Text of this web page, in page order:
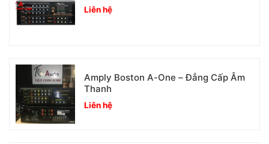
Liên hệ
Amply Boston A-One – Đẳng Cấp Âm
Thanh
Liên hệ